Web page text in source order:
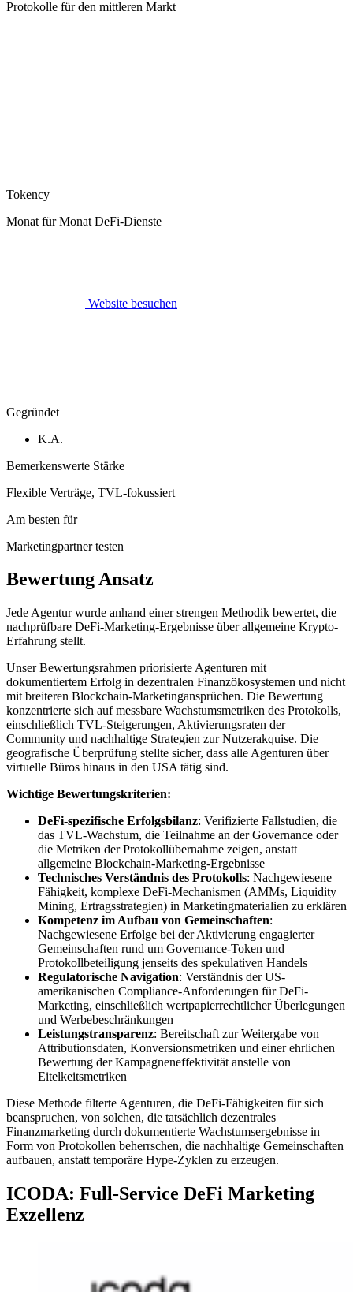
Protokolle für den mittleren Markt
Tokency
Monat für Monat DeFi-Dienste
Website besuchen
Gegründet
K.A.
Bemerkenswerte Stärke
Flexible Verträge, TVL-fokussiert
Am besten für
Marketingpartner testen
Bewertung Ansatz
Jede Agentur wurde anhand einer strengen Methodik bewertet, die
nachprüfbare DeFi-Marketing-Ergebnisse über allgemeine Krypto-
Erfahrung stellt.
Unser Bewertungsrahmen priorisierte Agenturen mit
dokumentiertem Erfolg in dezentralen Finanzökosystemen und nicht
mit breiteren Blockchain-Marketingansprüchen. Die Bewertung
konzentrierte sich auf messbare Wachstumsmetriken des Protokolls,
einschließlich TVL-Steigerungen, Aktivierungsraten der
Community und nachhaltige Strategien zur Nutzerakquise. Die
geografische Überprüfung stellte sicher, dass alle Agenturen über
virtuelle Büros hinaus in den USA tätig sind.
Wichtige Bewertungskriterien:
DeFi-spezifische Erfolgsbilanz: Verifizierte Fallstudien, die
das TVL-Wachstum, die Teilnahme an der Governance oder
die Metriken der Protokollübernahme zeigen, anstatt
allgemeine Blockchain-Marketing-Ergebnisse
Technisches Verständnis des Protokolls: Nachgewiesene
Fähigkeit, komplexe DeFi-Mechanismen (AMMs, Liquidity
Mining, Ertragsstrategien) in Marketingmaterialien zu erklären
Kompetenz im Aufbau von Gemeinschaften:
Nachgewiesene Erfolge bei der Aktivierung engagierter
Gemeinschaften rund um Governance-Token und
Protokollbeteiligung jenseits des spekulativen Handels
Regulatorische Navigation: Verständnis der US-
amerikanischen Compliance-Anforderungen für DeFi-
Marketing, einschließlich wertpapierrechtlicher Überlegungen
und Werbebeschränkungen
Leistungstransparenz: Bereitschaft zur Weitergabe von
Attributionsdaten, Konversionsmetriken und einer ehrlichen
Bewertung der Kampagneneffektivität anstelle von
Eitelkeitsmetriken
Diese Methode filterte Agenturen, die DeFi-Fähigkeiten für sich
beanspruchen, von solchen, die tatsächlich dezentrales
Finanzmarketing durch dokumentierte Wachstumsergebnisse in
Form von Protokollen beherrschen, die nachhaltige Gemeinschaften
aufbauen, anstatt temporäre Hype-Zyklen zu erzeugen.
ICODA: Full-Service DeFi Marketing
Exzellenz